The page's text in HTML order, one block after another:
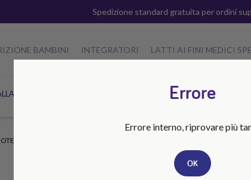
SOIA GUSTO CIOCCOLATO 15X250ML
BEVANDA
Spedizione standard gratuita per ordini
BAMBINI INTEGRATORI LATTI AI FINI MEDICI
Errore
Errore interno, riprovare più
OK